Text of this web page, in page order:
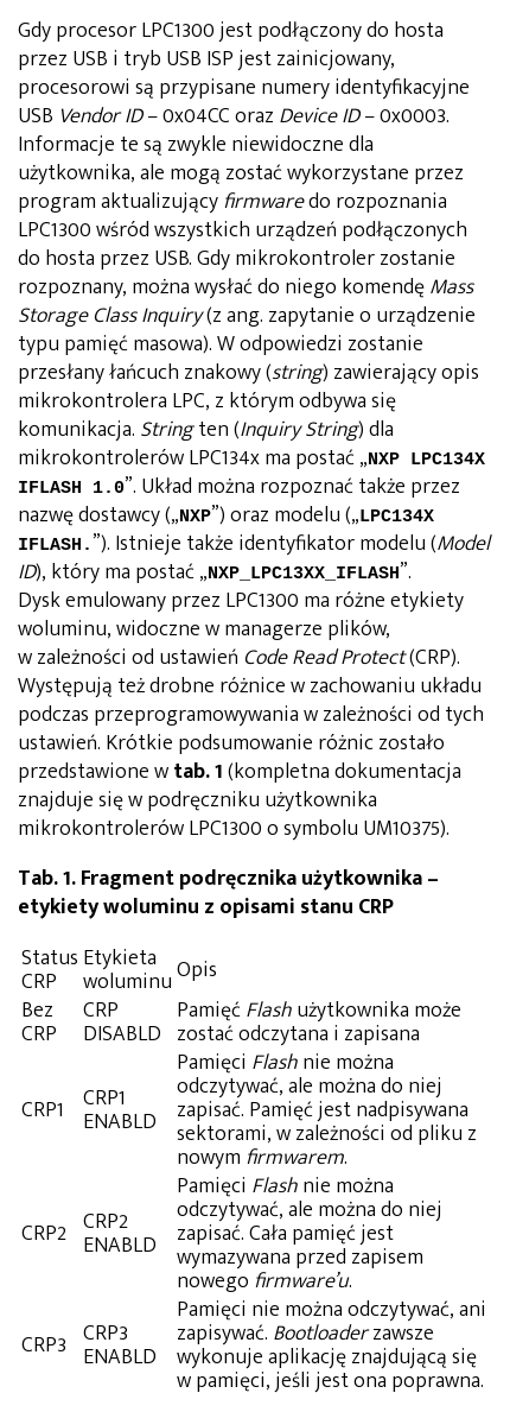
Gdy procesor LPC1300 jest podłączony do hosta
przez USB i tryb USB ISP jest zainicjowany,
procesorowi są przypisane numery identyfikacyjne
USB Vendor ID– 0x04CC oraz Device ID– 0x0003.
Informacje te są zwykle niewidoczne dla
użytkownika, ale mogą zostać wykorzystane przez
program aktualizującyfirmwaredo rozpoznania
LPC1300 wśród wszystkich urządzeń podłączonych
do hosta przez USB. Gdy mikrokontroler zostanie
rozpoznany, można wysłać do niego komendęMass
Storage Class Inquiry(z ang. zapytanie o urządzenie
typu pamięć masowa). W odpowiedzi zostanie
przesłany łańcuch znakowy (string) zawierający opis
mikrokontrolera LPC, z którym odbywa się
komunikacja. Stringten (Inquiry String) dla
mikrokontrolerów LPC134x ma postać „NXP LPC134X
IFLASH 1.0”. Układ można rozpoznać także przez
nazwę dostawcy („NXP”) oraz modelu („ LPC134X
IFLASH. ”). Istnieje także identyfikator modelu (Model
ID), który ma postać „NXP_LPC13XX_IFLASH ”.
Dysk emulowany przez LPC1300 ma różne etykiety
woluminu, widoczne w managerze plików,
w zależności od ustawień Code Read Protect(CRP).
Występują też drobne różnice w zachowaniu układu
podczas przeprogramowywania w zależności od tych
ustawień. Krótkie podsumowanie różnic zostało
przedstawione wtab. 1(kompletna dokumentacja
znajduje się w podręczniku użytkownika
mikrokontrolerów LPC1300 o symbolu UM10375).
Tab. 1. Fragment podręcznika użytkownika –
etykiety woluminu z opisami stanu CRP
Status
CRP
Etykieta
woluminuOpis
Bez
CRP
CRP
DISABLD
PamięćFlashużytkownika może
zostać odczytana i zapisana
CRP1 CRP1
ENABLD
Pamięci Flashnie można
odczytywać, ale można do niej
zapisać. Pamięć jest nadpisywana
sektorami, w zależności od pliku z
nowym firmwarem.
CRP2 CRP2
ENABLD
Pamięci Flashnie można
odczytywać, ale można do niej
zapisać. Cała pamięć jest
wymazywana przed zapisem
nowego firmware’u.
CRP3 CRP3
ENABLD
Pamięci nie można odczytywać, ani
zapisywać. Bootloaderzawsze
wykonuje aplikację znajdującą się
w pamięci, jeśli jest ona poprawna.